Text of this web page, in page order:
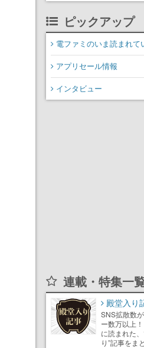
ピックアップ
電ファミのいま読まれ
アプリセール情報
インタビュー
連載・特集一
殿堂入り
SNS拡散数
ー数万以上
に読まれた
り”記事をま